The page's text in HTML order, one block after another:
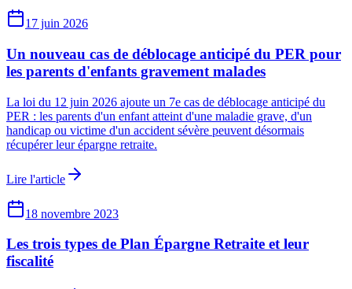
17 juin 2026
Un nouveau cas de déblocage anticipé du PER pour
les parents d'enfants gravement malades
La loi du 12 juin 2026 ajoute un 7e cas de déblocage anticipé du
PER : les parents d'un enfant atteint d'une maladie grave, d'un
handicap ou victime d'un accident sévère peuvent désormais
récupérer leur épargne retraite.
Lire l'article
18 novembre 2023
Les trois types de Plan Épargne Retraite et leur
fiscalité